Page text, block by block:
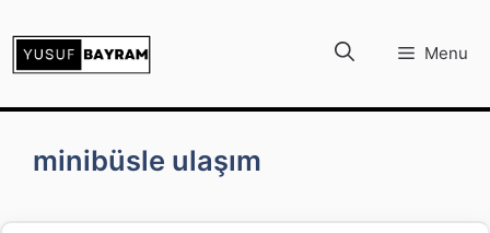
atla
Menu
minibüsle ulaşım